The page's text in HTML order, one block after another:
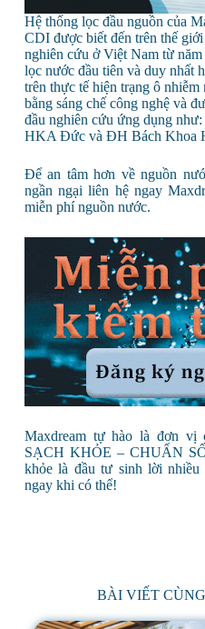
Hệ thống lọc đầu nguồn của
CDI được biết đến trên thế
nghiên cứu ở Việt Nam từ
lọc nước đầu tiên và duy nhất
trên thực tế hiện trạng ô
bằng sáng chế công nghệ và
đầu nghiên cứu ứng dụng
HKA Đức và ĐH Bách Khoa
Để an tâm hơn về nguồn
ngần ngại liên hệ ngay
miễn phí nguồn nước.
Maxdream tự hào là đơn vị
SẠCH KHỎE – CHUẨN
khỏe là đầu tư sinh lời nhiều
ngay khi có thể!
BÀI VIẾT